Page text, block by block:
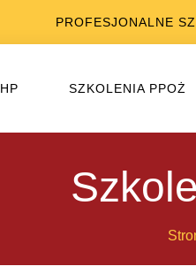
PROFESJONALNE
SZKOLENIA PPOŻ